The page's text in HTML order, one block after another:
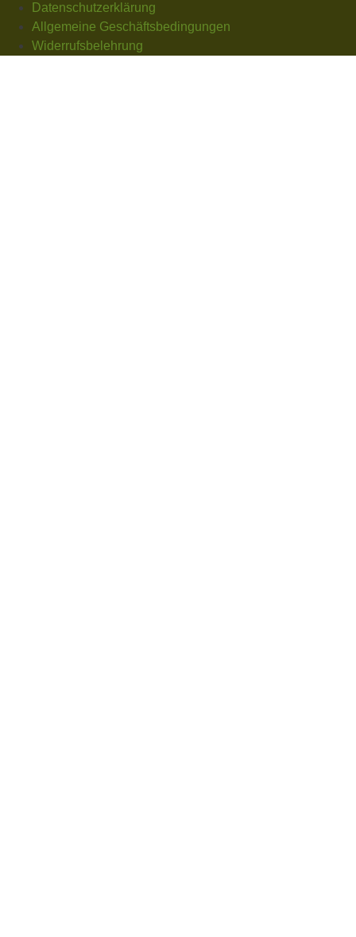
Datenschutzerklärung
Allgemeine Geschäftsbedingungen
Widerrufsbelehrung